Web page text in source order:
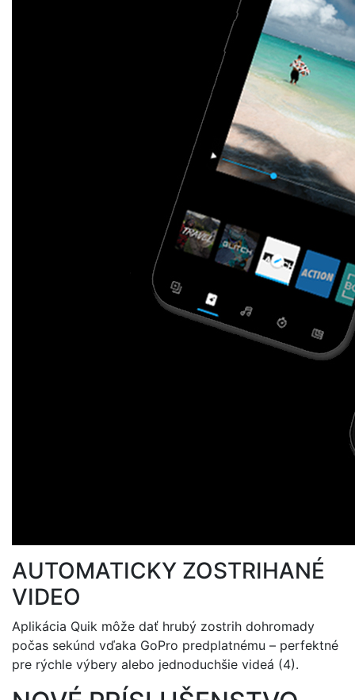
AUTOMATICKY ZOSTRIHANÉ
VIDEO
Aplikácia Quik môže dať hrubý zostrih dohromady
počas sekúnd vďaka GoPro predplatnému – perfektné
pre rýchle výbery alebo jednoduchšie videá (4).